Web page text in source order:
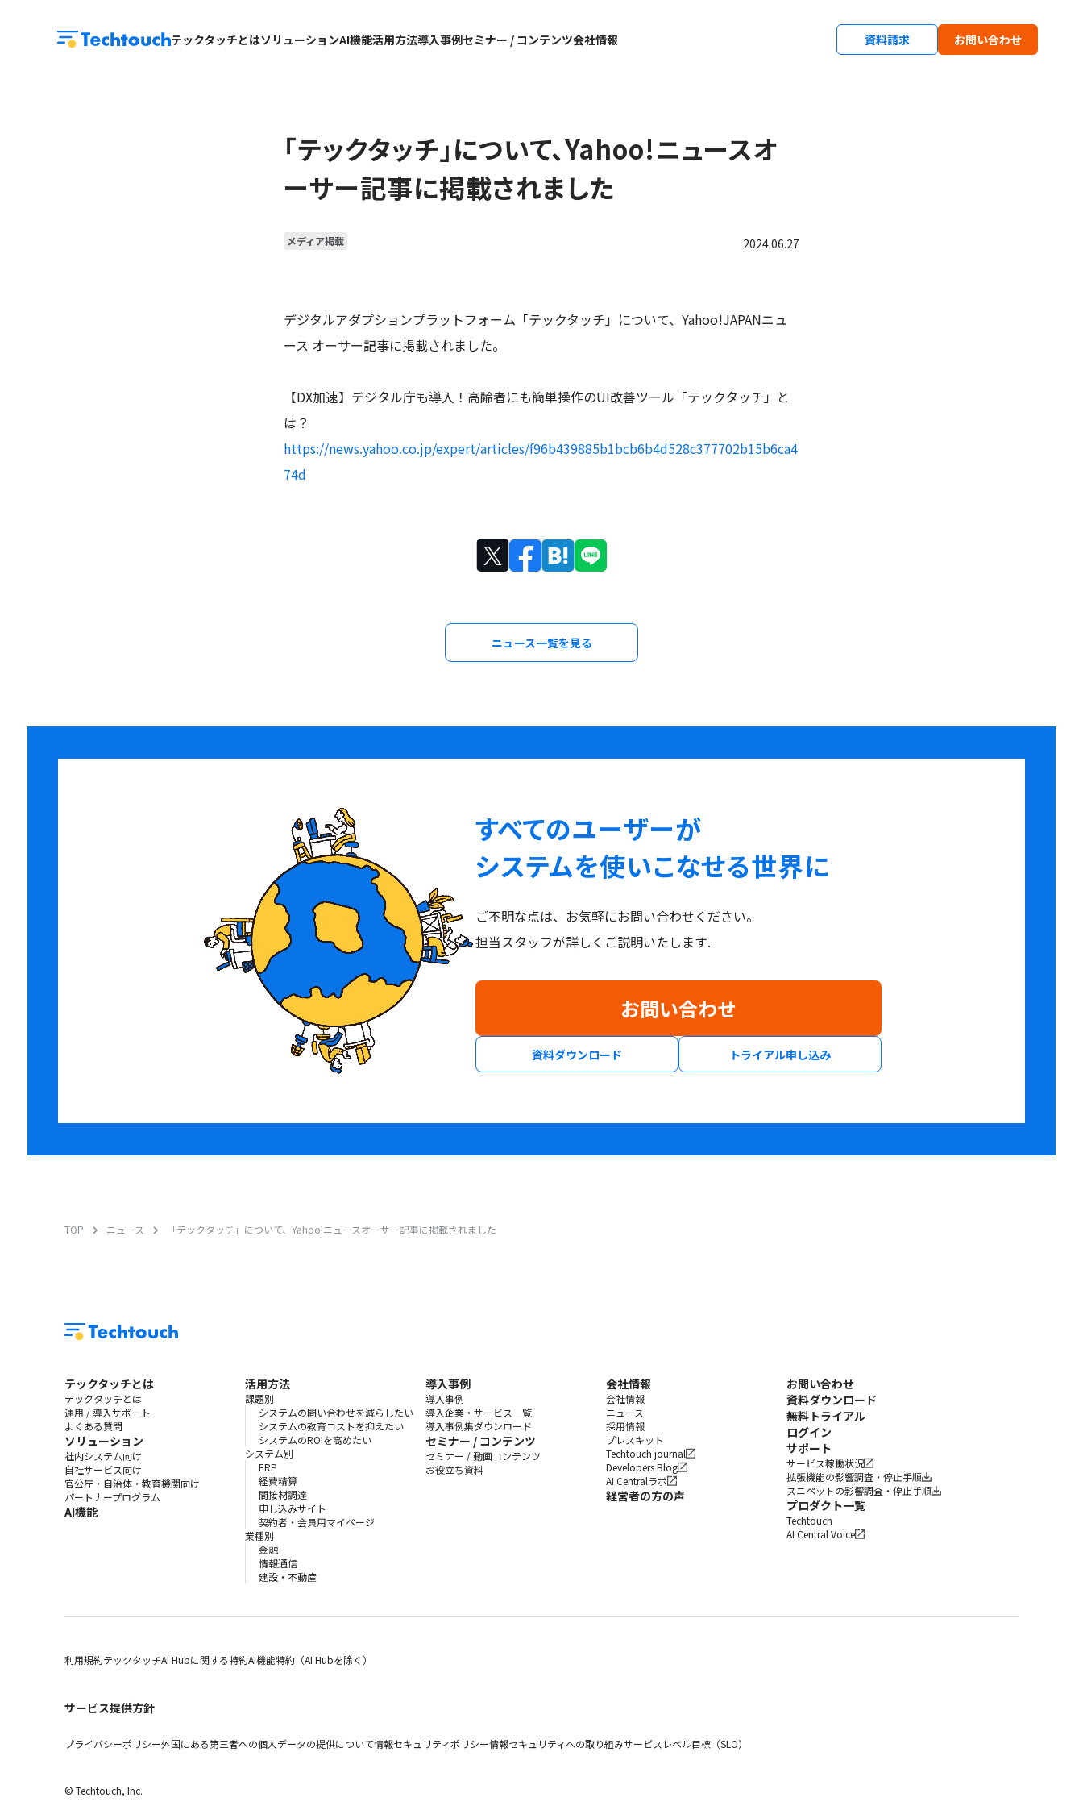
テックタッチとはソリューションAI機能活用方法導入事例セミナー / コンテンツ会社情報 資料請求 お問い合わせ
「テックタッチ」について、Yahoo!ニュースオ
ーサー記事に掲載されました
メディア掲載 2024.06.27
デジタルアダプションプラットフォーム「テックタッチ」について、Yahoo!JAPANニュ
ース オーサー記事に掲載されました。
【DX加速】デジタル庁も導入！高齢者にも簡単操作のUI改善ツール「テックタッチ」と
は？
https://news.yahoo.co.jp/expert/articles/f96b439885b1bcb6b4d528c377702b15b6ca4
74d
ニュース一覧を見る
すべてのユーザーが
システムを使いこなせる世界に
ご不明な点は、お気軽にお問い合わせください。
担当スタッフが詳しくご説明いたします.
お問い合わせ
資料ダウンロード トライアル申し込み
TOP ニュース 「テックタッチ」について、Yahoo!ニュースオーサー記事に掲載されました
テックタッチとは
テックタッチとは
運用 / 導入サポート
よくある質問
ソリューション
社内システム向け
自社サービス向け
官公庁・自治体・教育機関向け
パートナープログラム
AI機能
活用方法
課題別
システムの問い合わせを減らしたい
システムの教育コストを抑えたい
システムのROIを高めたい
システム別
ERP
経費精算
間接材調達
申し込みサイト
契約者・会員用マイページ
業種別
金融
情報通信
建設・不動産
導入事例
導入事例
導入企業・サービス一覧
導入事例集ダウンロード
セミナー / コンテンツ
セミナー / 動画コンテンツ
お役立ち資料
会社情報
会社情報
ニュース
採用情報
プレスキット
Techtouch journal
Developers Blog
AI Centralラボ
経営者の方の声
お問い合わせ
資料ダウンロード
無料トライアル
ログイン
サポート
サービス稼働状況
拡張機能の影響調査・停止手順
スニペットの影響調査・停止手順
プロダクト一覧
Techtouch
AI Central Voice
利用規約テックタッチAI Hubに関する特約AI機能特約（AI Hubを除く）
サービス提供方針
プライバシーポリシー外国にある第三者への個人データの提供について情報セキュリティポリシー情報セキュリティへの取り組みサービスレベル目標（SLO）
© Techtouch, Inc.